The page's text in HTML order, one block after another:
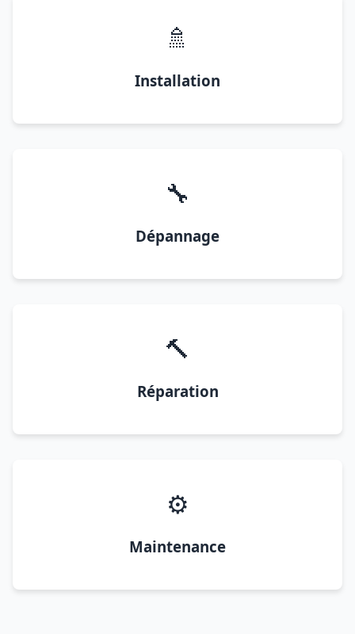
🚿
Installation
🔧
Dépannage
🔨
Réparation
⚙️
Maintenance